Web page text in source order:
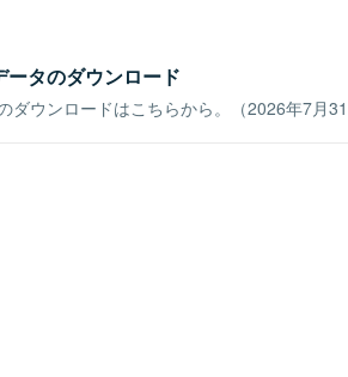
ータのダウンロード
ダウンロードはこちらから。（2026年7月31